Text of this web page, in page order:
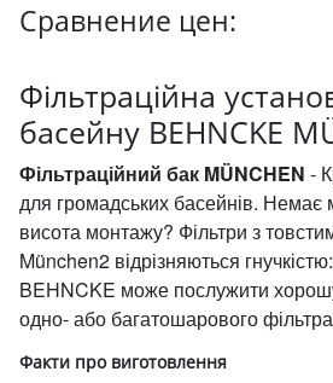
Сравнение цен:
Фільтраційна
басейну BEHNCKE
Фільтраційний бак MÜNCHEN -
для громадських басейнів.
висота монтажу? Фільтри з
München2 відрізняються
BEHNCKE може послужити
одно- або багатошарового
Факти про виготовлення